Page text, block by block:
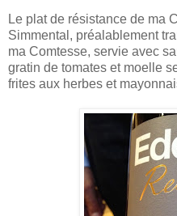
Le plat de résistance de ma
Simmental, préalablement
ma Comtesse, servie avec
gratin de tomates et moelle
frites aux herbes et